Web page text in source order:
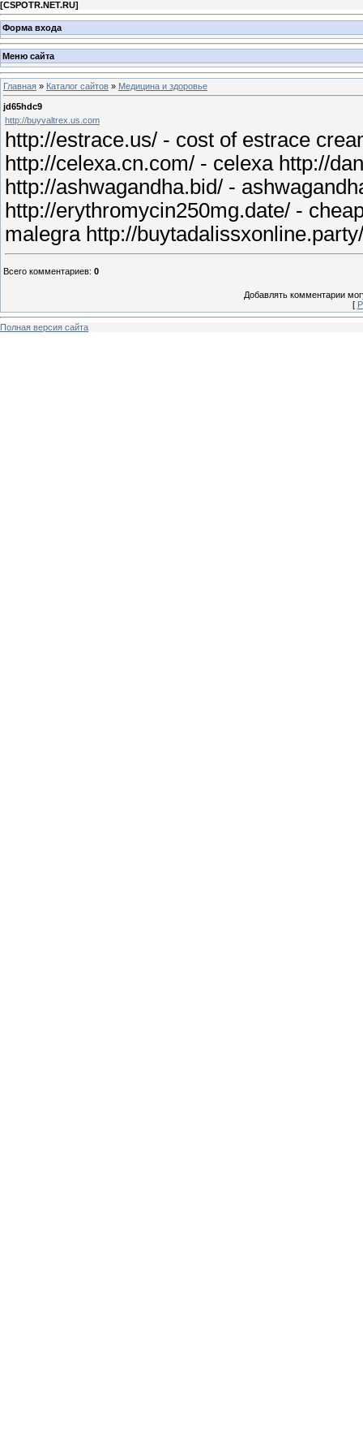
[CSPOTR.NET.RU]
Форма входа
Меню сайта
Главная » Каталог сайтов » Медицина и здоровье
jd65hdc9
http://buyvaltrex.us.com
http://estrace.us/ - cost of estrace
http://celexa.cn.com/ - celexa http://
http://ashwagandha.bid/ -
http://erythromycin250mg.date/ -
malegra http://
Всего комментариев: 0
Добавлять комментарии
[
Полная версия сайта